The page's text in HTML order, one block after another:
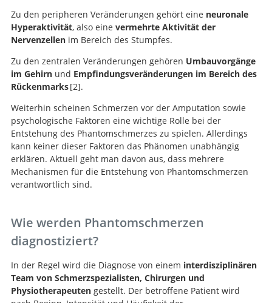
Zu den peripheren Veränderungen gehört eine neuronale
Hyperaktivität, also eine vermehrte Aktivität der
Nervenzellen im Bereich des Stumpfes.
Zu den zentralen Veränderungen gehören Umbauvorgänge
im Gehirnund Empfindungsveränderungen im Bereich des
Rückenmarks 2
Postamputation pain: epidemiology,
mechanisms, and treatment.
.
Weiterhin scheinen Schmerzen vor der Amputation sowie
psychologische Faktoren eine wichtige Rolle bei der
Entstehung des Phantomschmerzes zu spielen. Allerdings
kann keiner dieser Faktoren das Phänomen unabhängig
erklären. Aktuell geht man davon aus, dass mehrere
Mechanismen für die Entstehung von Phantomschmerzen
verantwortlich sind.
Wie werden Phantomschmerzen
diagnostiziert?
In der Regel wird die Diagnose von einem interdisziplinären
Team von Schmerzspezialisten, Chirurgen und
Physiotherapeutengestellt. Der betroffene Patient wird